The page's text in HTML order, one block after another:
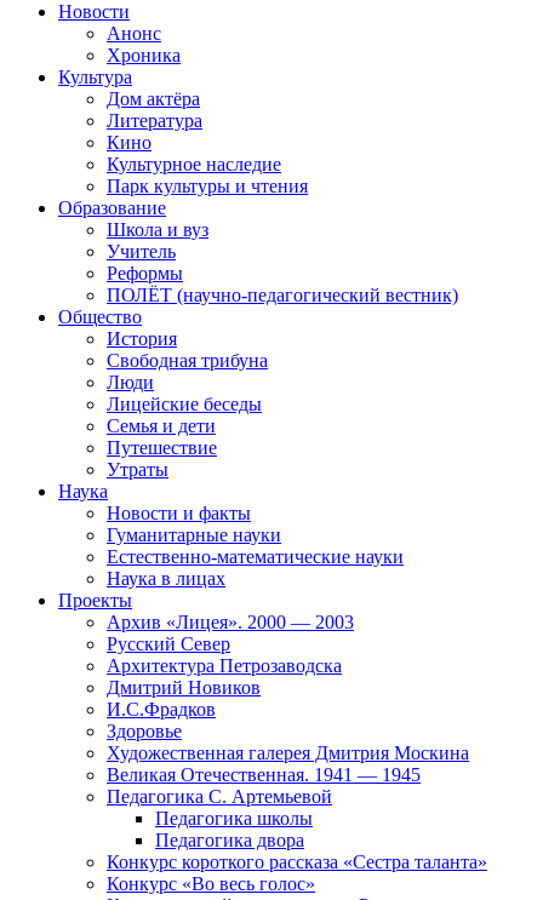
Новости
Анонс
Хроника
Культура
Дом актёра
Литература
Кино
Культурное наследие
Парк культуры и чтения
Образование
Школа и вуз
Учитель
Реформы
ПОЛЁТ (научно-педагогический вестник)
Общество
История
Свободная трибуна
Люди
Лицейские беседы
Семья и дети
Путешествие
Утраты
Наука
Новости и факты
Гуманитарные науки
Естественно-математические науки
Наука в лицах
Проекты
Архив «Лицея». 2000 — 2003
Русский Север
Архитектура Петрозаводска
Дмитрий Новиков
И.С.Фрадков
Здоровье
Художественная галерея Дмитрия Москина
Великая Отечественная. 1941 — 1945
Педагогика С. Артемьевой
Педагогика школы
Педагогика двора
Конкурс короткого рассказа «Сестра таланта»
Конкурс «Во весь голос»